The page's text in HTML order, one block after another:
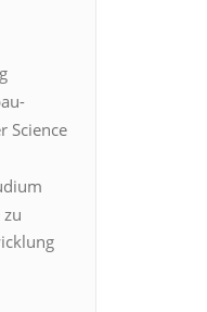
Science
zu